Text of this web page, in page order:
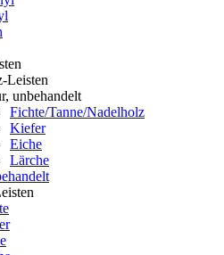
Leisten
unbehandelt
Fichte/Tanne/Nadelholz
Kiefer
Eiche
Lärche